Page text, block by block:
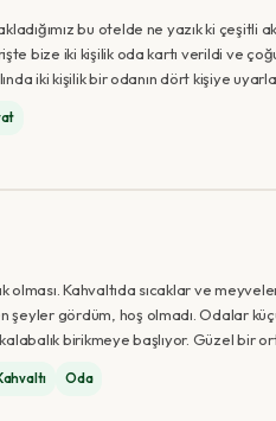
bu otelde ne yazık ki çeşitli
bize iki kişilik oda kartı verildi ve
iki kişilik bir odanın dört kişiye
olması. Kahvaltıda sıcaklar ve
şeyler gördüm, hoş olmadı. Odalar
birikmeye başlıyor. Güzel bir
Oda